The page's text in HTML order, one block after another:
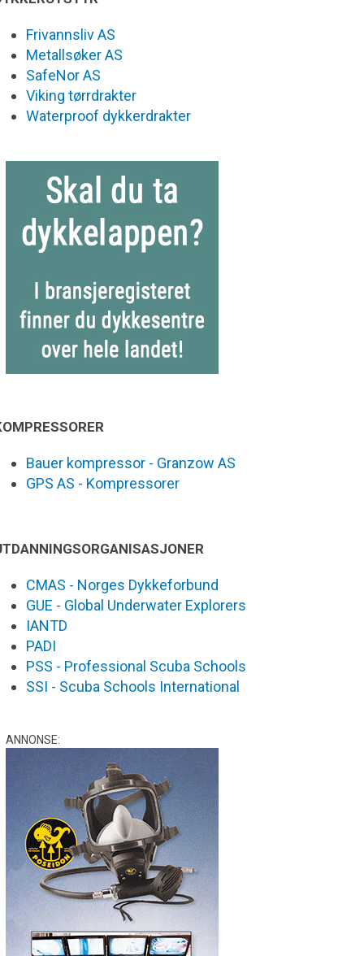
Frivannsliv AS
Metallsøker AS
SafeNor AS
Viking tørrdrakter
Waterproof dykkerdrakter
Bauer kompressor - Granzow AS
GPS AS - Kompressorer
CMAS - Norges Dykkeforbund
GUE - Global Underwater Explorers
IANTD
PADI
PSS - Professional Scuba Schools
SSI - Scuba Schools International
ANNONSE: